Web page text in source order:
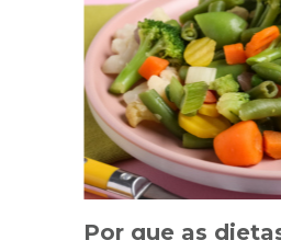
Por que as